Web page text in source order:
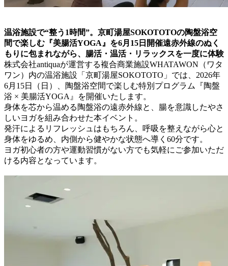
温浴施設で“整う1時間”。京町湯屋SOKOTOTOの陶盤浴空
間で楽しむ『美腸活YOGA』を6月15日開催遠赤外線のぬく
もりに包まれながら、腸活・温活・リラックスを一度に体験
株式会社antiquaが運営する複合商業施設WHATAWON（ワタ
ワン）内の温浴施設「京町湯屋SOKOTOTO」では、2026年
6月15日（日）、陶盤浴空間で楽しむ特別プログラム『陶盤
浴 × 美腸活YOGA』を開催いたします。
身体を芯から温める陶盤浴の遠赤外線と、腸を意識したやさ
しいヨガを組み合わせた本イベント。
発汗によるリフレッシュはもちろん、呼吸を整えながら心と
身体をゆるめ、内側から健やかな状態へ導く60分です。
ヨガ初心者の方や運動習慣がない方でも気軽にご参加いただ
ける内容となっています。